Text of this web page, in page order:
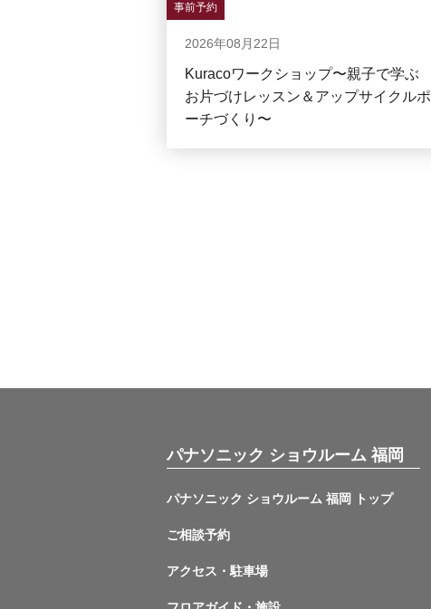
事前予約
2026年08月22日
Kuracoワークショップ〜親子で学ぶ
お片づけレッスン＆アップサイクルポ
ーチづくり〜
パナソニック ショウルーム 福岡
パナソニック ショウルーム 福岡 トップ
ご相談予約
アクセス・駐車場